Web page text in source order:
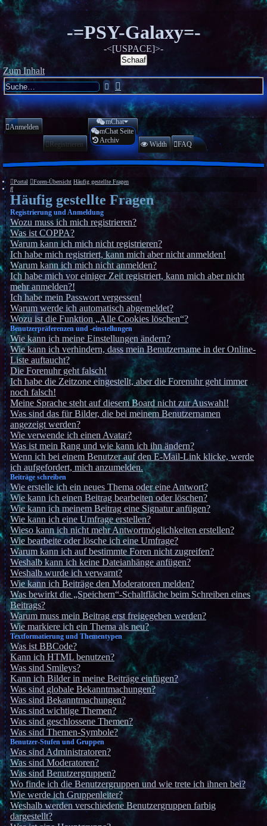
-=PSY-Galaxy=-
-<[USPACE]>-
Schaaf
Zum Inhalt
SucheErweiterte
Suche
Anmelden
Registrieren
mChat
mChat Seite
Archiv
Width FAQ
Portal Foren-Übersicht Häufig gestellte Fragen
Suche
Häufig gestellte Fragen
Registrierung und Anmeldung
Wozu muss ich mich registrieren?
Was ist COPPA?
Warum kann ich mich nicht registrieren?
Ich habe mich registriert, kann mich aber nicht anmelden!
Warum kann ich mich nicht anmelden?
Ich habe mich vor einiger Zeit registriert, kann mich aber nicht
mehr anmelden?!
Ich habe mein Passwort vergessen!
Warum werde ich automatisch abgemeldet?
Wozu ist die Funktion „Alle Cookies löschen“?
Benutzerpräferenzen und -einstellungen
Wie kann ich meine Einstellungen ändern?
Wie kann ich verhindern, dass mein Benutzername in der Online-
Liste auftaucht?
Die Forenuhr geht falsch!
Ich habe die Zeitzone eingestellt, aber die Forenuhr geht immer
noch falsch!
Meine Sprache steht auf diesem Board nicht zur Auswahl!
Was sind das für Bilder, die bei meinem Benutzernamen
angezeigt werden?
Wie verwende ich einen Avatar?
Was ist mein Rang und wie kann ich ihn ändern?
Wenn ich bei einem Benutzer auf den E-Mail-Link klicke, werde
ich aufgefordert, mich anzumelden.
Beiträge schreiben
Wie erstelle ich ein neues Thema oder eine Antwort?
Wie kann ich einen Beitrag bearbeiten oder löschen?
Wie kann ich meinem Beitrag eine Signatur anfügen?
Wie kann ich eine Umfrage erstellen?
Wieso kann ich nicht mehr Antwortmöglichkeiten erstellen?
Wie bearbeite oder lösche ich eine Umfrage?
Warum kann ich auf bestimmte Foren nicht zugreifen?
Weshalb kann ich keine Dateianhänge anfügen?
Weshalb wurde ich verwarnt?
Wie kann ich Beiträge den Moderatoren melden?
Was bewirkt die „Speichern“-Schaltfläche beim Schreiben eines
Beitrags?
Warum muss mein Beitrag erst freigegeben werden?
Wie markiere ich ein Thema als neu?
Textformatierung und Thementypen
Was ist BBCode?
Kann ich HTML benutzen?
Was sind Smileys?
Kann ich Bilder in meine Beiträge einfügen?
Was sind globale Bekanntmachungen?
Was sind Bekanntmachungen?
Was sind wichtige Themen?
Was sind geschlossene Themen?
Was sind Themen-Symbole?
Benutzer-Stufen und Gruppen
Was sind Administratoren?
Was sind Moderatoren?
Was sind Benutzergruppen?
Wo finde ich die Benutzergruppen und wie trete ich ihnen bei?
Wie werde ich Gruppenleiter?
Weshalb werden verschiedene Benutzergruppen farbig
dargestellt?